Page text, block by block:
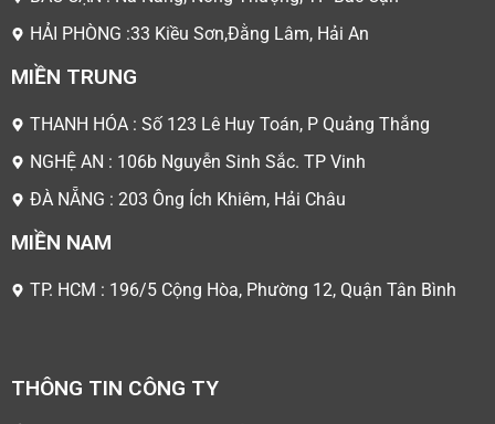
HẢI PHÒNG :33 Kiều Sơn,Đằng Lâm, Hải An
MIỀN TRUNG
THANH HÓA : Số 123 Lê Huy Toán, P Quảng Thắng
NGHỆ AN : 106b Nguyễn Sinh Sắc. TP Vinh
ĐÀ NẴNG : 203 Ông Ích Khiêm, Hải Châu
MIỀN NAM
TP. HCM : 196/5 Cộng Hòa, Phường 12, Quận Tân Bình
THÔNG TIN CÔNG TY